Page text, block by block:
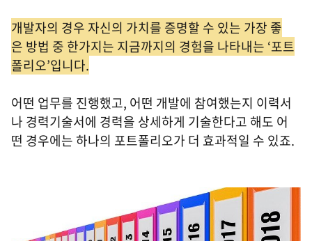
개발자의 경우 자신의 가치를 증명할 수 있는 가장 좋
은 방법 중 한가지는 지금까지의 경험을 나타내는 ‘포트
폴리오’입니다.
어떤 업무를 진행했고, 어떤 개발에 참여했는지 이력서
나 경력기술서에 경력을 상세하게 기술한다고 해도 어
떤 경우에는 하나의 포트폴리오가 더 효과적일 수 있죠.